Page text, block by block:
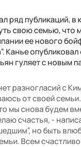
ряд публикаций,
свою семью, что
ее нового
Канье
гуляет с новым
разногласий с
от своей
мы снова будем
счастья, -
но быть
Всем